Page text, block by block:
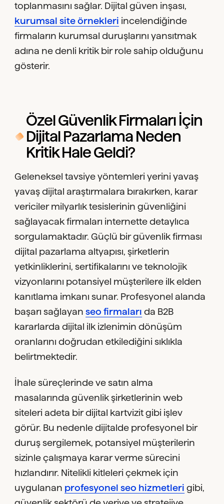
toplanmasını sağlar. Dijital güven inşası,
kurumsal site örnekleri incelendiğinde
firmaların kurumsal duruşlarını yansıtmak
adına ne denli kritik bir role sahip olduğunu
gösterir.
Özel Güvenlik Firmaları İçin
Dijital Pazarlama Neden
Kritik Hale Geldi?
Geleneksel tavsiye yöntemleri yerini yavaş
yavaş dijital araştırmalara bırakırken, karar
vericiler milyarlık tesislerinin güvenliğini
sağlayacak firmaları internette detaylıca
sorgulamaktadır. Güçlü bir güvenlik firması
dijital pazarlama altyapısı, şirketlerin
yetkinliklerini, sertifikalarını ve teknolojik
vizyonlarını potansiyel müşterilere ilk elden
kanıtlama imkanı sunar. Profesyonel alanda
başarı sağlayanseo firmaları da B2B
kararlarda dijital ilk izlenimin dönüşüm
oranlarını doğrudan etkilediğini sıklıkla
belirtmektedir.
İhale süreçlerinde ve satın alma
masalarında güvenlik şirketlerinin web
siteleri adeta bir dijital kartvizit gibi işlev
görür. Bu nedenle dijitalde profesyonel bir
duruş sergilemek, potansiyel müşterilerin
sizinle çalışmaya karar verme sürecini
hızlandırır. Nitelikli kitleleri çekmek için
uygulanan profesyonel seo hizmetleri gibi,